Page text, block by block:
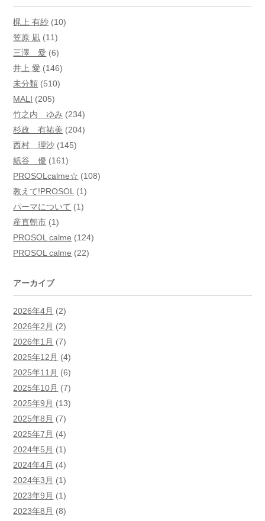
梶上 有紗 (10)
笠原 凪 (11)
三澤 愛 (6)
井上 愛 (146)
未分類 (510)
MALI (205)
竹之内 ゆみ (234)
杉政 有祐美 (204)
西村 理沙 (145)
紙谷 優 (161)
PROSOLcalme☆ (108)
教えて!PROSOL(1)
パーマについて (1)
産直朝市 (1)
PROSOL calme (124)
PROSOL calme (22)
アーカイブ
2026年4月 (2)
2026年2月 (2)
2026年1月 (7)
2025年12月 (4)
2025年11月 (6)
2025年10月 (7)
2025年9月 (13)
2025年8月 (7)
2025年7月 (4)
2024年5月 (1)
2024年4月 (4)
2024年3月 (1)
2023年9月 (1)
2023年8月 (8)